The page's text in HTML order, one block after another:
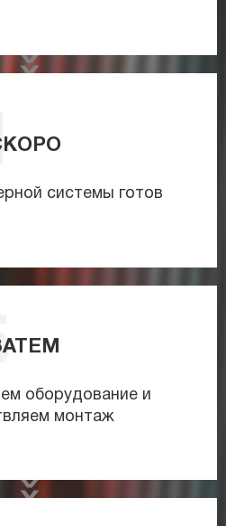
системы готов
оборудование и
монтаж